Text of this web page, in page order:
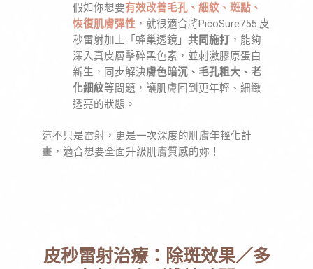
假如你想要有效改善毛孔、細紋、斑點、
恢復肌膚彈性，就很適合將PicoSure755 皮
秒雷射加上「蜂巢透鏡」 共同施打，能夠
深入真皮層擊碎黑色素，並刺激膠原蛋白
新生，同步解決膚色暗沉、毛孔粗大、老
化細紋等問題，讓肌膚回到更年輕、細緻
透亮的狀態。
這不只是雷射，更是一次深度的肌膚年輕化計
畫，適合想要全面升級肌膚質感的妳！
皮秒雷射治療：除斑效果／多